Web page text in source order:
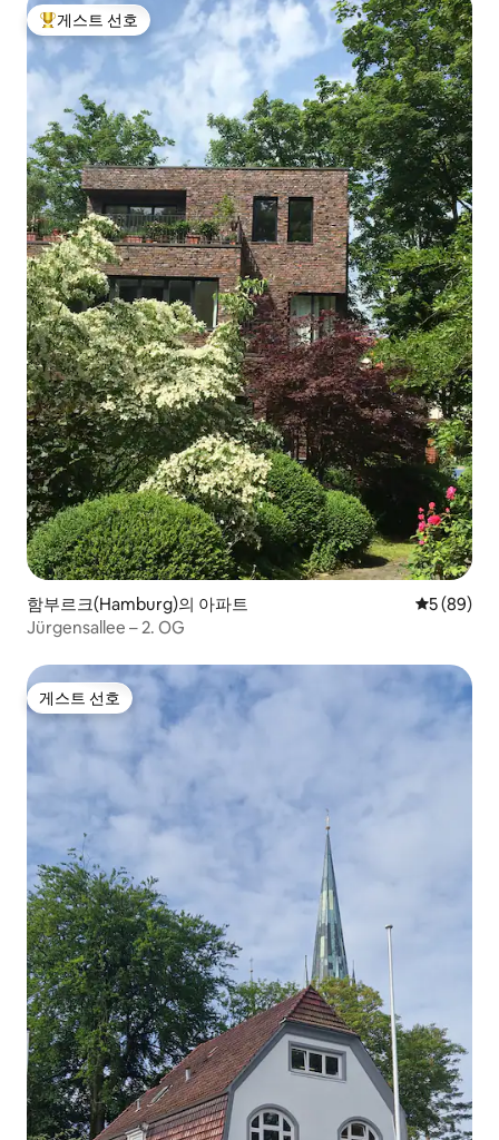
상위 게스트 선호
게스트 선호
함부르크(Hamburg)의 아파트 평점 5점(5
5 (89)
Jürgensallee – 2. OG
게스트 선호
게스트 선호